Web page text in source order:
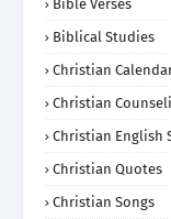
Bible Verses
Biblical Studies
Christian
Christian
Christian English
Christian Quotes
Christian Songs